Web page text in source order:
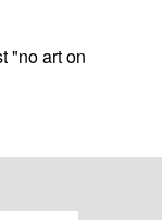
"no art on